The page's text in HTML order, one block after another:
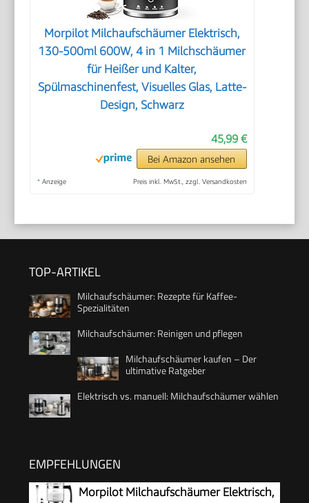
Morpilot Milchaufschäumer Elektrisch,
130-500ml 600W, 4 in 1 Milchschäumer
für Heißer und Kalter,
Spülmaschinenfest, Visuelles Glas, Latte-
Design, Schwarz
45,99 €
Bei Amazon ansehen
* Anzeige Preis inkl. MwSt., zzgl. Versandkosten
TOP-ARTIKEL
Milchaufschäumer: Rezepte für Kaffee-
Spezialitäten
Milchaufschäumer: Reinigen und pflegen
Milchaufschäumer kaufen – Der
ultimative Ratgeber
Elektrisch vs. manuell: Milchaufschäumer wählen
EMPFEHLUNGEN
Morpilot Milchaufschäumer Elektrisch,